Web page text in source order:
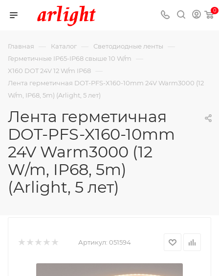
0
Главная — Каталог — Светодиодные ленты —
Герметичные IP65-IP68 свыше 10 W/m —
X160 DOT 24V 12 W/m IP68 —
Лента герметичная DOT-PFS-X160-10mm 24V Warm3000 (12
W/m, IP68, 5m) (Arlight, 5 лет)
Лента герметичная
DOT-PFS-X160-10mm
24V Warm3000 (12
W/m, IP68, 5m)
(Arlight, 5 лет)
Артикул: 051594